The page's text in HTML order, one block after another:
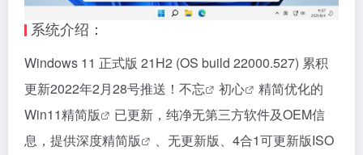
系统介绍：
Windows 11 正式版 21H2 (OS build 22000.527) 累积
更新2022年2月28号推送！ 不忘 初心
精简优化的
Win11精简版
已更新，纯净无第三方软件及OEM信
息，提供深度精简版
、无更新版、4合1可更新版ISO